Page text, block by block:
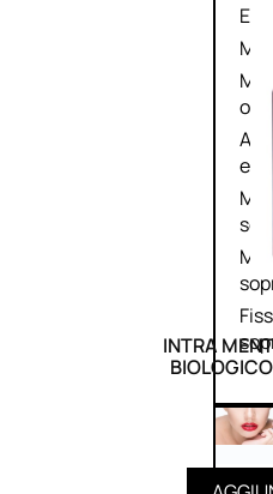
e
INTRA